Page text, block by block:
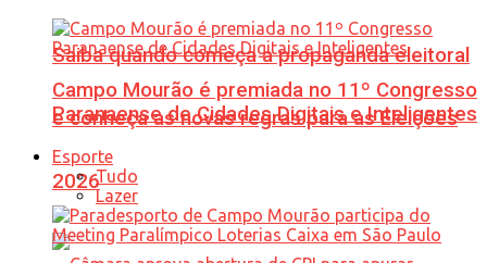
Saiba quando começa a propaganda eleitoral
e conheça as novas regras para as Eleições
2026
Campo Mourão é premiada no 11º Congresso
Paranaense de Cidades Digitais e Inteligentes
Esporte
Tudo
Lazer